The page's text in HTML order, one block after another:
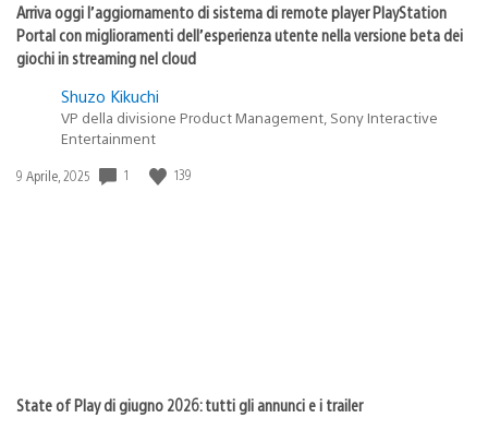
Arriva oggi l’aggiornamento di sistema di remote player PlayStation
Portal con miglioramenti dell’esperienza utente nella versione beta dei
giochi in streaming nel cloud
Shuzo Kikuchi
VP della divisione Product Management, Sony Interactive
Entertainment
Data
9 Aprile, 2025 1 139
State of Play di giugno 2026: tutti gli annunci e i trailer